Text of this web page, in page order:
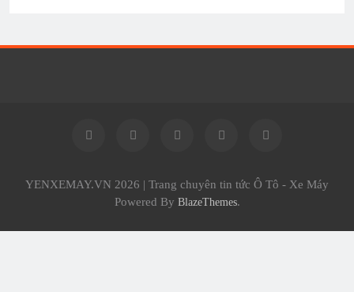
YENXEMAY.VN 2026 | Trang chuyên tin tức Ô Tô - Xe Máy
Powered By BlazeThemes.